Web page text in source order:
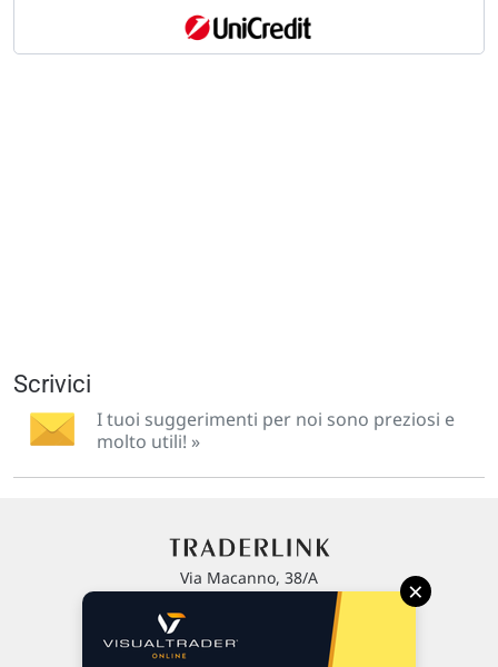
Scrivici
I tuoi suggerimenti per noi sono preziosi e
molto utili! »
Via Macanno, 38/A
P.IVA 02 452 460 401
×